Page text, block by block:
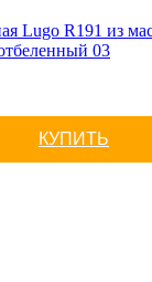
Lugo R191 из
03
КУПИТЬ